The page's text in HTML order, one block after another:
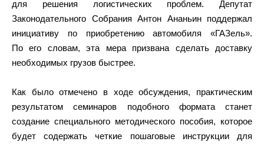
для решения логистических проблем. Депутат
Законодательного Собрания Антон Ананьин поддержал
инициативу по приобретению автомобиля «ГАЗель».
По его словам, эта мера призвана сделать доставку
необходимых грузов быстрее.
Как было отмечено в ходе обсуждения, практическим
результатом семинаров подобного формата станет
создание специального методического пособия, которое
будет содержать четкие пошаговые инструкции для